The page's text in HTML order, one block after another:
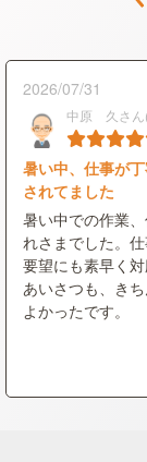
2026/07/31
中原 久さん
暑い中、仕事が
されてました
暑い中での作業
れさまでした。
要望にも素早く対
あいさつも、き
よかったです。